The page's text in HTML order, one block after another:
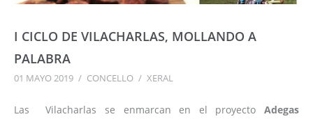
I CICLO DE VILACHARLAS, MOLLANDO A
PALABRA
01 MAYO 2019 / CONCELLO / XERAL
Las Vilacharlas se enmarcan en el proyecto Adegas